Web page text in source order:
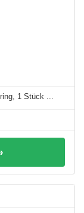
1 Stück ...